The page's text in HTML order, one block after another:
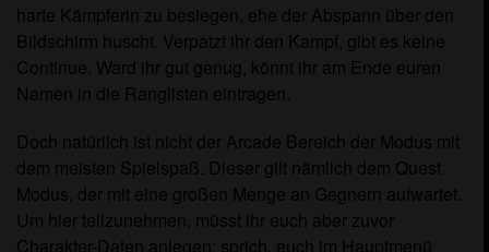
harte Kämpferin zu besiegen, ehe der Abspann über den
Bildschirm huscht. Verpatzt ihr den Kampf, gibt es keine
Continue. Ward ihr gut genug, könnt ihr am Ende euren
Namen in die Ranglisten eintragen.
Doch natürlich ist nicht der Arcade Bereich der Modus mit
dem meisten Spielspaß. Dieser gilt nämlich dem Quest
Modus, der mit eine großen Menge an Gegnern aufwartet.
Um hier teilzunehmen, müsst ihr euch aber zuvor
Charakter-Daten anlegen: sprich, euch im Hauptmenü